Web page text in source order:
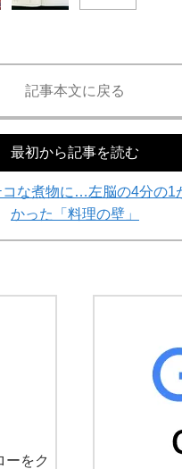
記事本文に戻る
最初から記事を読む
な煮物に…左脳の4分の1
かった「料理の壁」
ーをク